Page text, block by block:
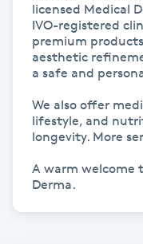
Hudvård
Hyaluronsyra
Hypnos
Hårborttagning
licensed Medical
IVO-registered
premium
aesthetic
a safe and
We also offer
lifestyle, and
longevity. More
A warm welcome
Derma.